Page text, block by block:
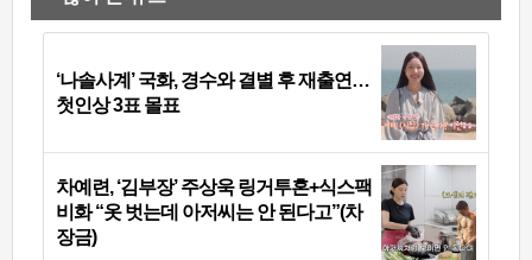
‘나솔사계’ 국화, 경수와 결별 후 재출연…
첫인상 3표 몰표
차예련, ‘김부장’ 주상욱 링거투혼+식스팩
비화 “옷 벗는데 아저씨는 안 된다고”(차
장금)